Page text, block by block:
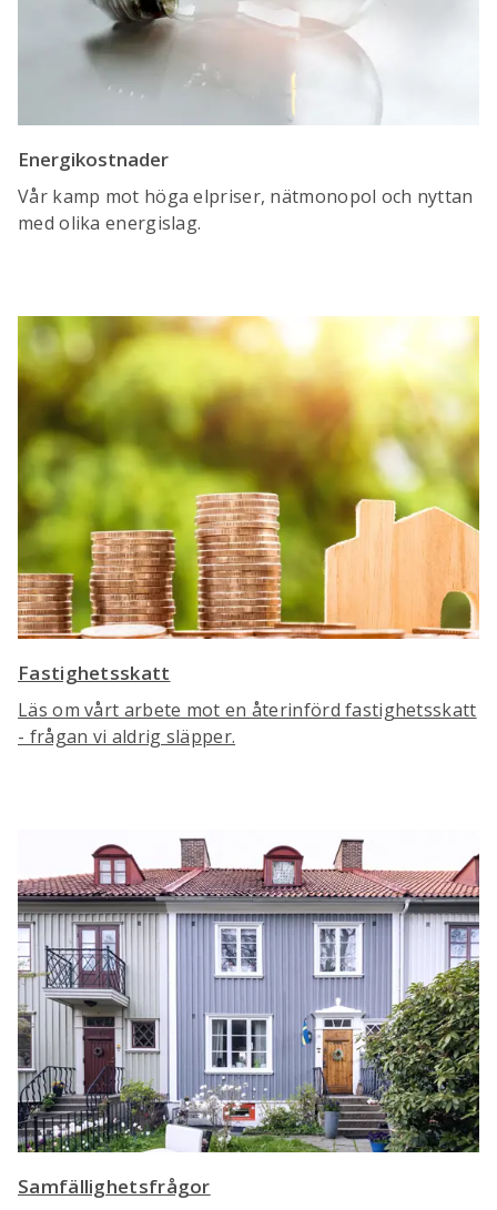
Energikostnader
Vår kamp mot höga elpriser, nätmonopol och nyttan
med olika energislag.
Fastighetsskatt
Läs om vårt arbete mot en återinförd fastighetsskatt
- frågan vi aldrig släpper.
Samfällighetsfrågor